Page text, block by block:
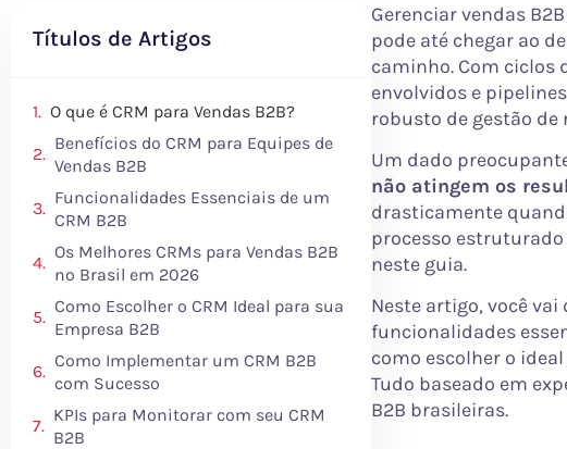
Títulos de Artigos
O que é CRM para Vendas B2B?
Benefícios do CRM para Equipes de
Vendas B2B
Funcionalidades Essenciais de um
CRM B2B
Os Melhores CRMs para Vendas B2B
no Brasil em 2026
Como Escolher o CRM Ideal para sua
Empresa B2B
Como Implementar um CRM B2B
com Sucesso
KPIs para Monitorar com seu CRM
B2B
Gerenciar vendas
pode até chegar ao
caminho. Com ciclos
envolvidos e
robusto de gestão
Um dado
não atingem os
drasticamente
processo
neste guia.
Neste artigo, você vai
funcionalidades
como escolher o
Tudo baseado em
B2B brasileiras.